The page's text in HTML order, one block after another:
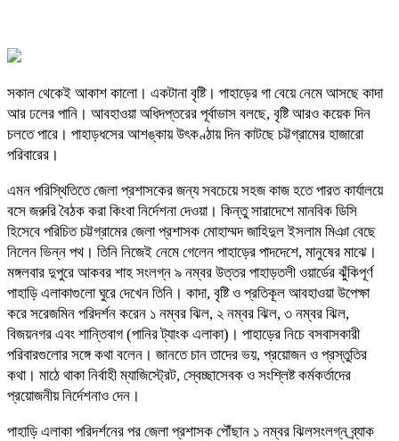
সকাল থেকেই আকাশ কালো। একটানা বৃষ্টি। পাহাড়ের গা বেয়ে নেমে আসছে কাদা
আর ঢলের পানি। আবহাওয়া অধিদপ্তরের পূর্বাভাস বলছে, বৃষ্টি আরও কয়েক দিন
চলতে পারে। পাহাড়ধসের আশঙ্কায় উৎকণ্ঠায় দিন কাটছে চট্টগ্রামের হাজারো
পরিবারের।
এমন পরিস্থিতিতে জেলা প্রশাসকের জন্য সবচেয়ে সহজ কাজ হতে পারত কার্যালয়ে
বসে জরুরি বৈঠক করা কিংবা নির্দেশনা দেওয়া। কিন্তু সারাদেশে মানবিক ডিসি
হিসেবে পরিচিত চট্টগ্রামের জেলা প্রশাসক মোহাম্মদ জাহিদুল ইসলাম মিঞা বেছে
নিলেন ভিন্ন পথ। তিনি নিজেই নেমে গেলেন পাহাড়ের পাদদেশে, মানুষের মাঝে।
মঙ্গলবার দুপুরে আকবর শাহ সংলগ্ন ৯ নম্বর উত্তর পাহাড়তলী ওয়ার্ডের ঝুঁকিপূর্ণ
পাহাড়ি এলাকাগুলো ঘুরে দেখেন তিনি। কাদা, বৃষ্টি ও প্রতিকূল আবহাওয়া উপেক্ষা
করে সরেজমিন পরিদর্শন করেন ১ নম্বর ঝিল, ২ নম্বর ঝিল, ৩ নম্বর ঝিল,
বিজয়নগর এবং শান্তিবাগ (পানির ট্যাংক এলাকা)। পাহাড়ের নিচে বসবাসকারী
পরিবারগুলোর সঙ্গে কথা বলেন। জানতে চান তাদের ভয়, প্রয়োজন ও প্রস্তুতির
কথা। মাঠে থাকা নির্বাহী ম্যাজিস্ট্রেট, স্বেচ্ছাসেবক ও সংশ্লিষ্ট কর্মকর্তাদের
প্রয়োজনীয় নির্দেশনাও দেন।
পাহাড়ি এলাকা পরিদর্শনের পর জেলা প্রশাসক পৌঁছান ১ নম্বর ঝিলসংলগ্ন ব্র্যাক